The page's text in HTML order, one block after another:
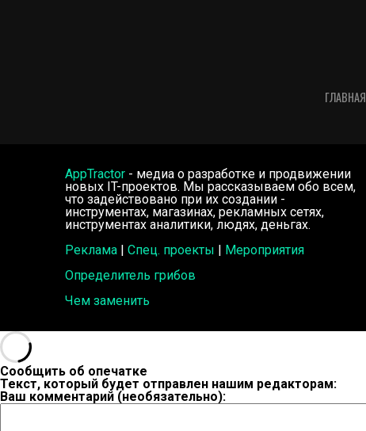
ГЛАВНАЯ
AppTractor - медиа о разработке и продвижении
новых IT-проектов. Мы рассказываем обо всем,
что задействовано при их создании -
инструментах, магазинах, рекламных сетях,
инструментах аналитики, людях, деньгах.
Реклама | Спец. проекты | Мероприятия
Определитель грибов
Чем заменить
Сообщить об опечатке
Текст, который будет отправлен нашим редакторам:
Ваш комментарий (необязательно):